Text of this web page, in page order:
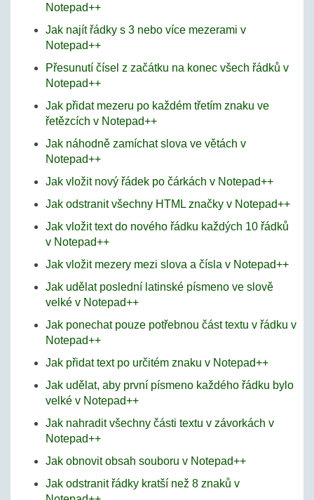
Notepad++
Jak najít řádky s 3 nebo více mezerami v
Notepad++
Přesunutí čísel z začátku na konec všech řádků v
Notepad++
Jak přidat mezeru po každém třetím znaku ve
řetězcích v Notepad++
Jak náhodně zamíchat slova ve větách v
Notepad++
Jak vložit nový řádek po čárkách v Notepad++
Jak odstranit všechny HTML značky v Notepad++
Jak vložit text do nového řádku každých 10 řádků
v Notepad++
Jak vložit mezery mezi slova a čísla v Notepad++
Jak udělat poslední latinské písmeno ve slově
velké v Notepad++
Jak ponechat pouze potřebnou část textu v řádku v
Notepad++
Jak přidat text po určitém znaku v Notepad++
Jak udělat, aby první písmeno každého řádku bylo
velké v Notepad++
Jak nahradit všechny části textu v závorkách v
Notepad++
Jak obnovit obsah souboru v Notepad++
Jak odstranit řádky kratší než 8 znaků v